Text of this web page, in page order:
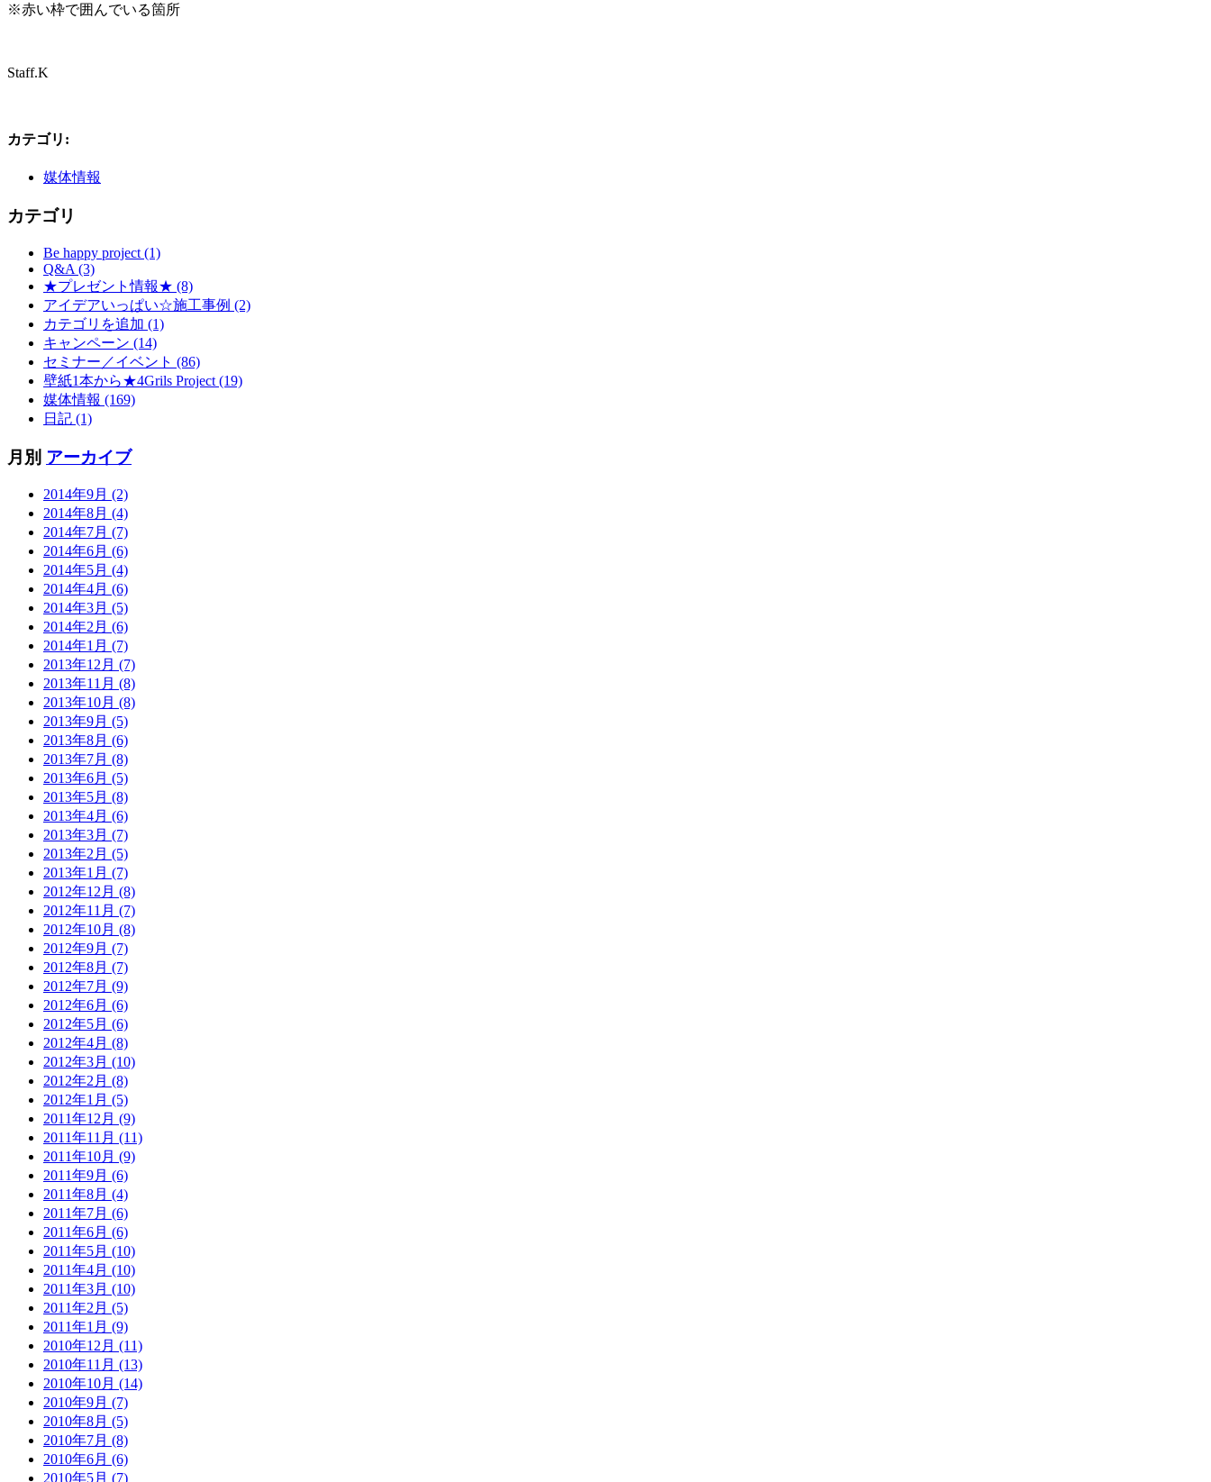
※赤い枠で囲んでいる箇所
Staff.K
カテゴリ :
媒体情報
カテゴリ
Be happy project (1)
Q&A (3)
★プレゼント情報★ (8)
アイデアいっぱい☆施工事例 (2)
カテゴリを追加 (1)
キャンペーン (14)
セミナー／イベント (86)
壁紙1本から★4Grils Project (19)
媒体情報 (169)
日記 (1)
月別 アーカイブ
2014年9月 (2)
2014年8月 (4)
2014年7月 (7)
2014年6月 (6)
2014年5月 (4)
2014年4月 (6)
2014年3月 (5)
2014年2月 (6)
2014年1月 (7)
2013年12月 (7)
2013年11月 (8)
2013年10月 (8)
2013年9月 (5)
2013年8月 (6)
2013年7月 (8)
2013年6月 (5)
2013年5月 (8)
2013年4月 (6)
2013年3月 (7)
2013年2月 (5)
2013年1月 (7)
2012年12月 (8)
2012年11月 (7)
2012年10月 (8)
2012年9月 (7)
2012年8月 (7)
2012年7月 (9)
2012年6月 (6)
2012年5月 (6)
2012年4月 (8)
2012年3月 (10)
2012年2月 (8)
2012年1月 (5)
2011年12月 (9)
2011年11月 (11)
2011年10月 (9)
2011年9月 (6)
2011年8月 (4)
2011年7月 (6)
2011年6月 (6)
2011年5月 (10)
2011年4月 (10)
2011年3月 (10)
2011年2月 (5)
2011年1月 (9)
2010年12月 (11)
2010年11月 (13)
2010年10月 (14)
2010年9月 (7)
2010年8月 (5)
2010年7月 (8)
2010年6月 (6)
2010年5月 (7)